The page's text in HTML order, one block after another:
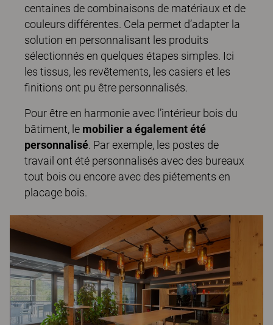
centaines de combinaisons de matériaux et de
couleurs différentes. Cela permet d’adapter la
solution en personnalisant les produits
sélectionnés en quelques étapes simples. Ici
les tissus, les revêtements, les casiers et les
finitions ont pu être personnalisés.
Pour être en harmonie avec l’intérieur bois du
bâtiment, le mobilier a également été
personnalisé. Par exemple, les postes de
travail ont été personnalisés avec des bureaux
tout bois ou encore avec des piétements en
placage bois.